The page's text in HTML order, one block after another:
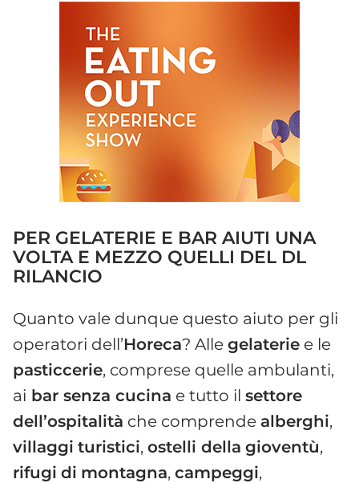
PER GELATERIE E BAR AIUTI UNA
VOLTA E MEZZO QUELLI DEL DL
RILANCIO
Quanto vale dunque questo aiuto per gli
operatori dell’Horeca? Alle gelaterie e le
pasticcerie, comprese quelle ambulanti,
ai bar senza cucina e tutto il settore
dell’ospitalità che comprende alberghi,
villaggi turistici, ostelli della gioventù,
rifugi di montagna, campeggi,